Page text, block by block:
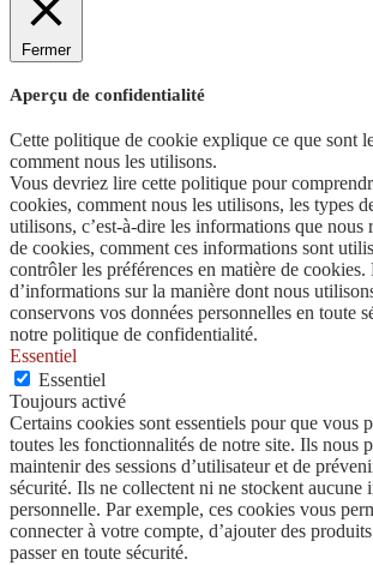
Fermer
Aperçu de confidentialité
Cette politique de cookie explique ce que sont
comment nous les utilisons.
Vous devriez lire cette politique pour
cookies, comment nous les utilisons, les types
utilisons, c’est-à-dire les informations que nous
de cookies, comment ces informations sont
contrôler les préférences en matière de cookies.
d’informations sur la manière dont nous
conservons vos données personnelles en toute
notre politique de confidentialité.
Essentiel
Essentiel
Toujours activé
Certains cookies sont essentiels pour que vous
toutes les fonctionnalités de notre site. Ils nous
maintenir des sessions d’utilisateur et de
sécurité. Ils ne collectent ni ne stockent aucune
personnelle. Par exemple, ces cookies vous
connecter à votre compte, d’ajouter des
passer en toute sécurité.